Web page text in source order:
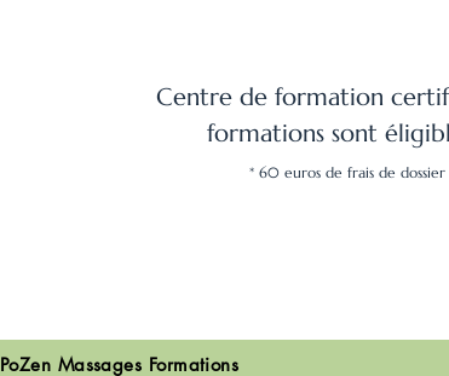
Centre de formation
formations sont
* 60 euros de frais de
PoZen Massages Formations